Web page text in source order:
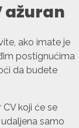
ažuran
ako imate je
postignućima
da budete
koji će se
samo